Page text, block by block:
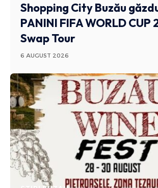
Shopping City Buzău
PANINI FIFA WORLD
Swap Tour
6 AUGUST 2026